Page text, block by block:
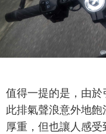
值得一提的是，由
此排氣聲浪意外地
厚重，但也讓人感受